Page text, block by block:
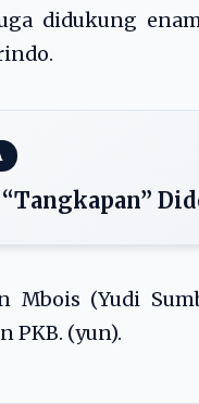
didukung
Mbois (Yudi
PKB. (yun).